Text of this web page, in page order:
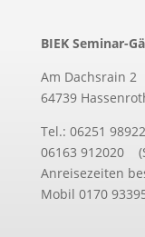
BIEK Seminar-
Am Dachsrain 2
64739
Tel.: 06251
06163 912020
Anreisezeiten
Mobil 0170